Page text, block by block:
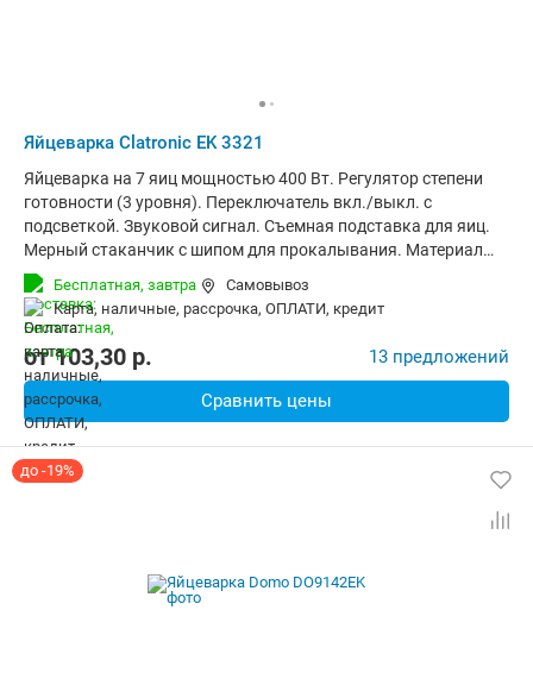
Яйцеварка Clatronic EK 3321
Яйцеварка на 7 яиц мощностью 400 Вт. Регулятор степени
готовности (3 уровня). Переключатель вкл./выкл. с
подсветкой. Звуковой сигнал. Съемная подставка для яиц.
Мерный стаканчик с шипом для прокалывания. Материал
корпуса: нержавеющая сталь.
Бесплатная, завтра
Самовывоз
карта, наличные, рассрочка, ОПЛАТИ, кредит
от103,30 p. 13 предложений
Сравнить цены
до -19%